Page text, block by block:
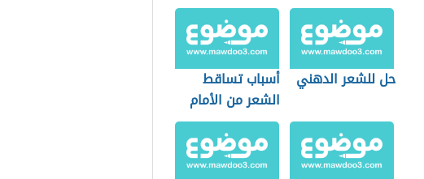
حل للشعر الدهني
أسباب تساقط
الشعر من الأمام